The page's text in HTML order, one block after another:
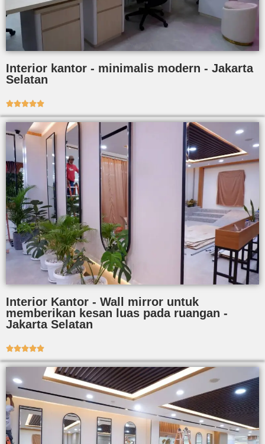
Interior kantor - minimalis modern - Jakarta
Selatan

Interior Kantor - Wall mirror untuk
memberikan kesan luas pada ruangan -
Jakarta Selatan
